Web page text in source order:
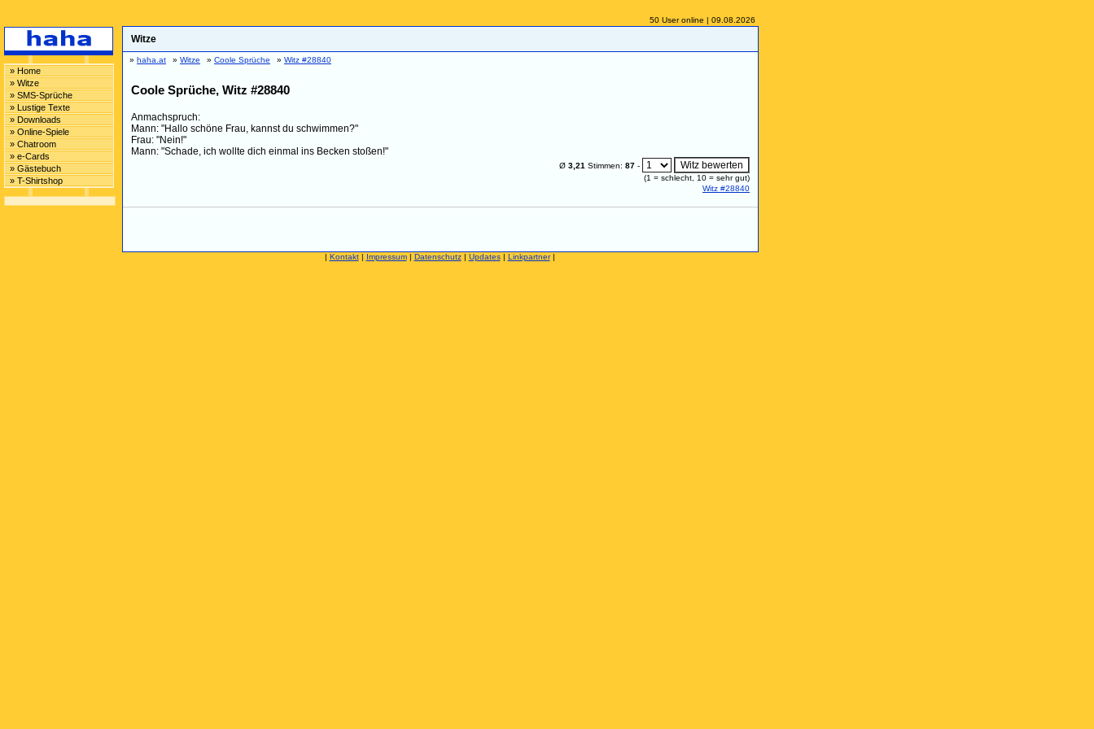
» Home
» Witze
» SMS-Sprüche
» Lustige Texte
» Downloads
» Online-Spiele
» Chatroom
» e-Cards
» Gästebuch
» T-Shirtshop
50 User online | 09.08.2026
Witze
» haha.at » Witze » Coole Sprüche » Witz #28840
Coole Sprüche, Witz #28840
Anmachspruch:
Mann: "Hallo schöne Frau, kannst du schwimmen?"
Frau: "Nein!"
Mann: "Schade, ich wollte dich einmal ins Becken stoßen!"
Ø 3,21 Stimmen: 87 -
(1 = schlecht, 10 = sehr gut)
Witz #28840
| Kontakt| Impressum| Datenschutz| Updates| Linkpartner|